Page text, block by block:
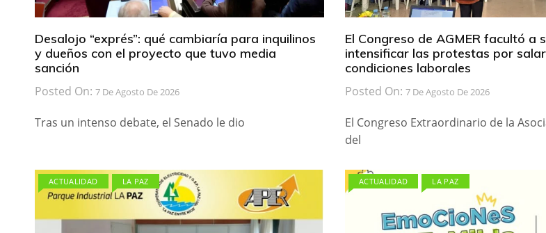
Desalojo “exprés”: qué cambiaría para inquilinos
y dueños con el proyecto que tuvo media
sanción
Posted On: 7 De Agosto De 2026
Tras un intenso debate, el Senado le dio
El Congreso de AGMER facultó a
intensificar las protestas por
condiciones laborales
Posted On: 7 De Agosto De 2026
El Congreso Extraordinario de la
del
ACTUALIDAD LA PAZ ACTUALIDAD LA PAZ